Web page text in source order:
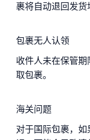
裹将自动退回发货
包裹无人认领
收件人未在保管
取包裹。
海关问题
对于国际包裹，